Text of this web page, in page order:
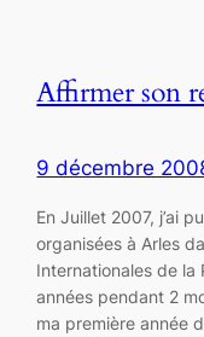
Affirmer son
9 décembre
En Juillet 2007, j’ai
organisées à Arles
Internationales de la
années pendant 2
ma première année